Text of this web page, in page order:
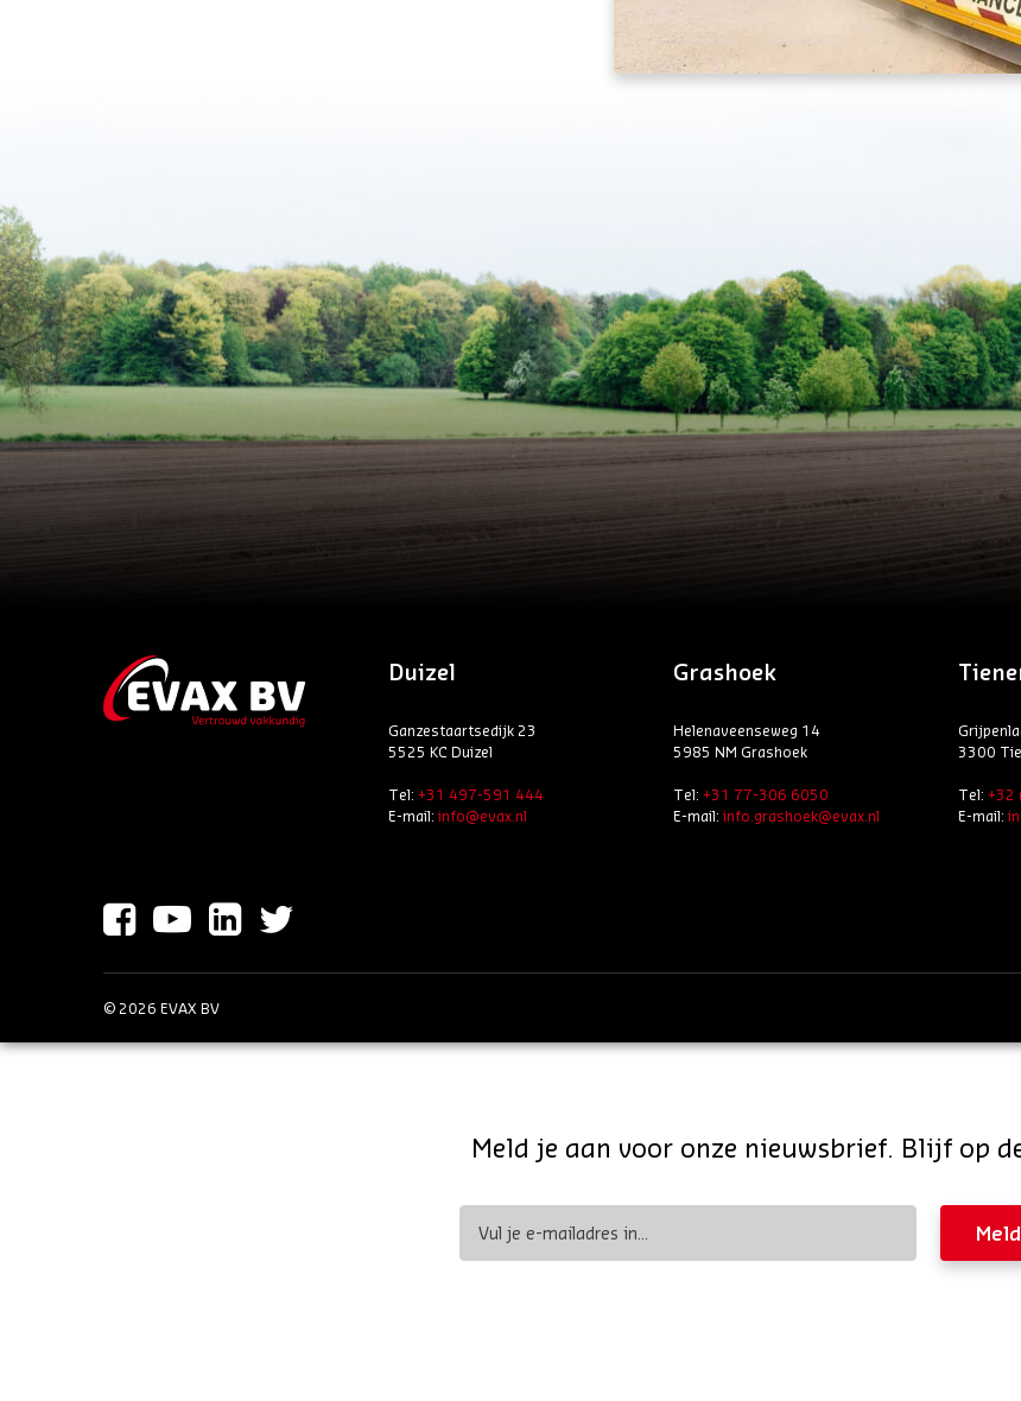
Duizel
Ganzestaartsedijk 23
5525 KC Duizel
Tel: +31 497-591 444
E-mail:info@evax.nl
Grashoek
Helenaveenseweg 14
5985 NM Grashoek
Tel: +31 77-306 6050
E-mail:info.grashoek@evax.nl
3300
Tel: +32
E-mail:
© 2026 EVAX BV
Meld je aan voor onze nieuwsbrief. Blijf op